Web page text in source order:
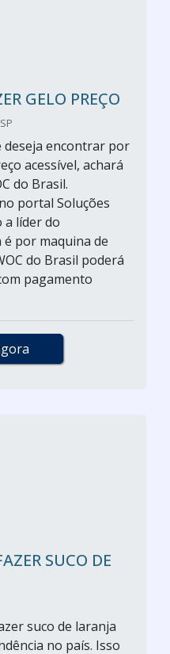
GELO PREÇO
deseja encontrar por
acessível, achará
do Brasil.
portal Soluções
a líder do
é por maquina de
do Brasil poderá
pagamento
SUCO DE
suco de laranja
no país. Isso